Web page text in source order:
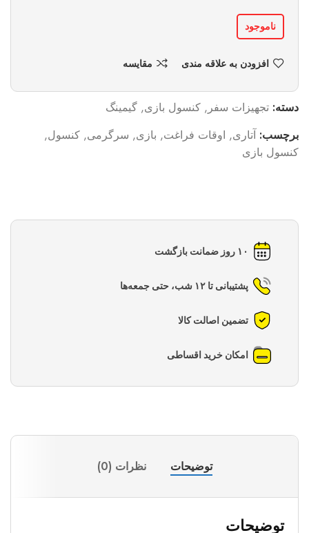
ناموجود
افزودن به علاقه مندی مقایسه
دسته: تجهیزات سفر , کنسول بازی, گیمینگ
برچسب: آتاری, اوقات فراغت, بازی, سرگرمی, کنسول,
کنسول بازی
۱۰ روز ضمانت بازگشت
پشتیبانی تا ۱۲ شب، حتی جمعه‌ها
تضمین اصالت کالا
امکان خرید اقساطی
توضیحات نظرات (0)
توضیحات